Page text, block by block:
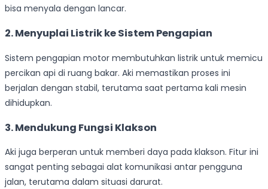
bisa menyala dengan lancar.
2. Menyuplai Listrik ke Sistem Pengapian
Sistem pengapian motor membutuhkan listrik untuk memicu
percikan api di ruang bakar. Aki memastikan proses ini
berjalan dengan stabil, terutama saat pertama kali mesin
dihidupkan.
3. Mendukung Fungsi Klakson
Aki juga berperan untuk memberi daya pada klakson. Fitur ini
sangat penting sebagai alat komunikasi antar pengguna
jalan, terutama dalam situasi darurat.